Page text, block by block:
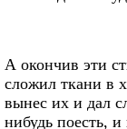
А окончив эти
сложил ткани в
вынес их и дал
нибудь поесть,